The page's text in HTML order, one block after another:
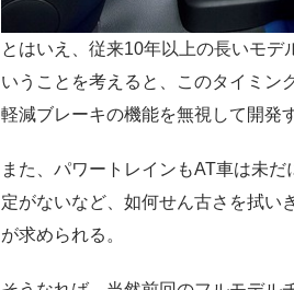
とはいえ、従来10年以上の長いモデ
いうことを考えると、このタイミン
軽減ブレーキの機能を無視して開発
また、パワートレインもAT車は未
定がないなど、如何せん古さを拭い
が求められる。